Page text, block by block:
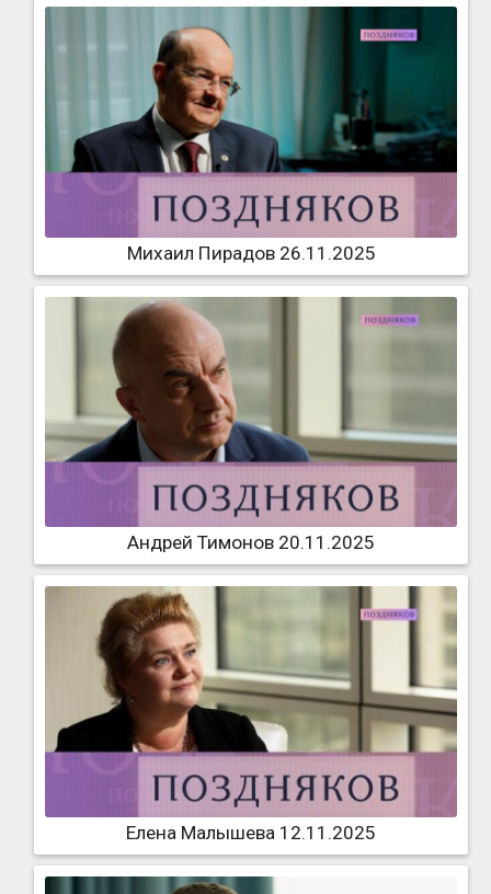
Михаил Пирадов 26.11.2025
Андрей Тимонов 20.11.2025
Елена Малышева 12.11.2025